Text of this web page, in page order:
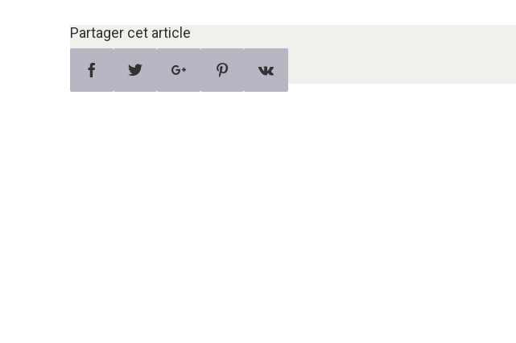
Partager cet article
FacebookTwitterGoogle+ PinterestVk